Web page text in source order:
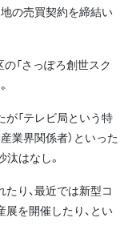
の売買契約を締結い
「さっぽろ創世スク
「テレビ局という特
業界関係者）といった
はなし。
り、最近では新型コ
を開催したり、とい